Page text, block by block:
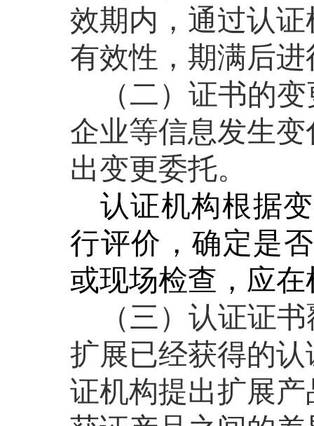
效期内，通过认
有效性，期满后
（二）证书的
企业等信息发生
出变更委托。
认证机构根据
行评价，确定是
或现场检查，应
（三）认证证
扩展已经获得的
证机构提出扩展